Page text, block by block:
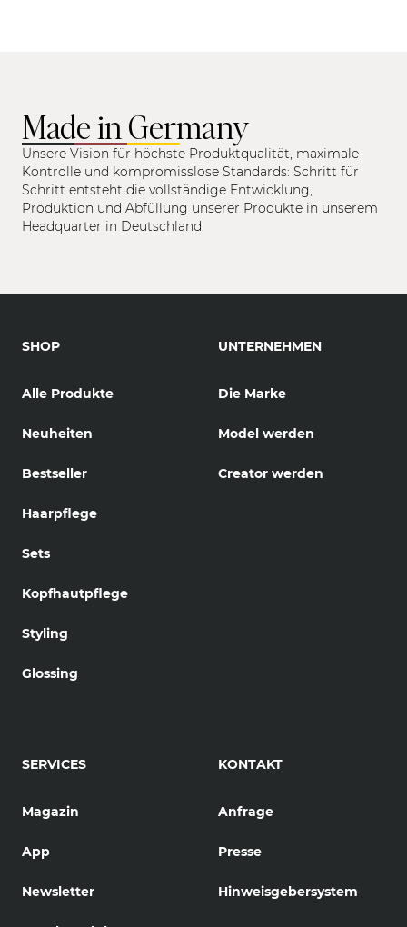
Made in Germany
Unsere Vision für höchste Produktqualität, maximale
Kontrolle und kompromisslose Standards: Schritt für
Schritt entsteht die vollständige Entwicklung,
Produktion und Abfüllung unserer Produkte in unserem
Headquarter in Deutschland.
SHOP
Alle Produkte
Neuheiten
Bestseller
Haarpflege
Sets
Kopfhautpflege
Styling
Glossing
UNTERNEHMEN
Die Marke
Model werden
Creator werden
SERVICES
Magazin
App
Newsletter
KONTAKT
Anfrage
Presse
Hinweisgebersystem